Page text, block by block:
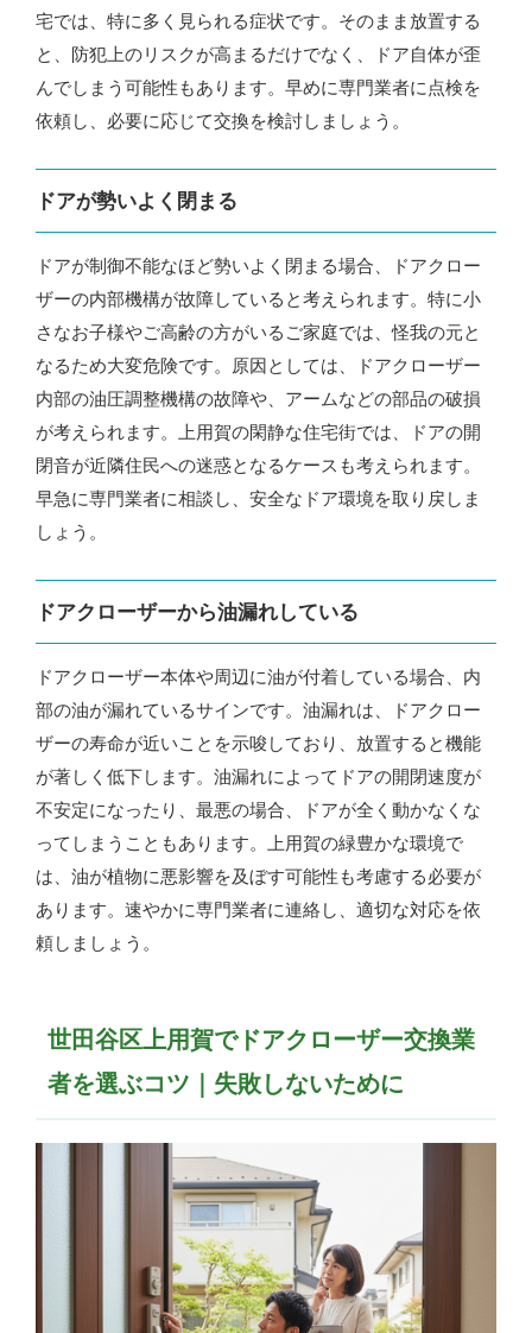
宅では、特に多く見られる症状です。そのまま放置する
と、防犯上のリスクが高まるだけでなく、ドア自体が歪
んでしまう可能性もあります。早めに専門業者に点検を
依頼し、必要に応じて交換を検討しましょう。
ドアが勢いよく閉まる
ドアが制御不能なほど勢いよく閉まる場合、ドアクロー
ザーの内部機構が故障していると考えられます。特に小
さなお子様やご高齢の方がいるご家庭では、怪我の元と
なるため大変危険です。原因としては、ドアクローザー
内部の油圧調整機構の故障や、アームなどの部品の破損
が考えられます。上用賀の閑静な住宅街では、ドアの開
閉音が近隣住民への迷惑となるケースも考えられます。
早急に専門業者に相談し、安全なドア環境を取り戻しま
しょう。
ドアクローザーから油漏れしている
ドアクローザー本体や周辺に油が付着している場合、内
部の油が漏れているサインです。油漏れは、ドアクロー
ザーの寿命が近いことを示唆しており、放置すると機能
が著しく低下します。油漏れによってドアの開閉速度が
不安定になったり、最悪の場合、ドアが全く動かなくな
ってしまうこともあります。上用賀の緑豊かな環境で
は、油が植物に悪影響を及ぼす可能性も考慮する必要が
あります。速やかに専門業者に連絡し、適切な対応を依
頼しましょう。
世田谷区上用賀でドアクローザー交換業
者を選ぶコツ｜失敗しないために